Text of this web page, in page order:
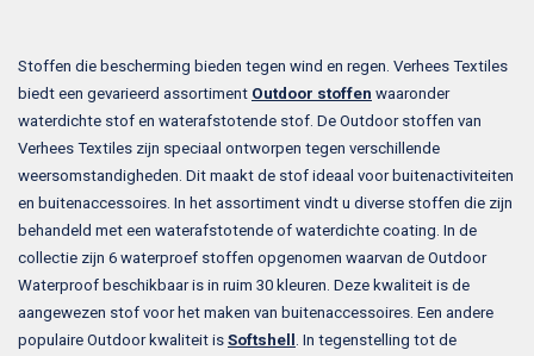
Stoffen die bescherming bieden tegen wind en regen. Verhees Textiles
biedt een gevarieerd assortiment Outdoor stoffen waaronder
waterdichte stof en waterafstotende stof. De Outdoor stoffen van
Verhees Textiles zijn speciaal ontworpen tegen verschillende
weersomstandigheden. Dit maakt de stof ideaal voor buitenactiviteiten
en buitenaccessoires. In het assortiment vindt u diverse stoffen die zijn
behandeld met een waterafstotende of waterdichte coating. In de
collectie zijn 6 waterproef stoffen opgenomen waarvan de Outdoor
Waterproof beschikbaar is in ruim 30 kleuren. Deze kwaliteit is de
aangewezen stof voor het maken van buitenaccessoires. Een andere
populaire Outdoor kwaliteit is Softshell
. In tegenstelling tot de